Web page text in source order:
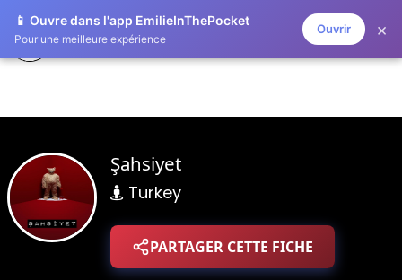
📱 Ouvre dans l'app EmilieInThePocket
Pour une meilleure expérience
Ouvrir ×
ZAPLISTOO
Şahsiyet
Turkey
PARTAGER CETTE FICHE